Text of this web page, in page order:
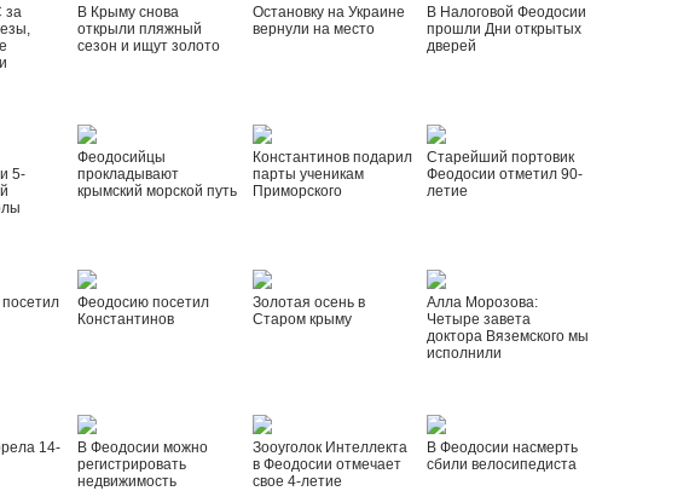
за
В Крыму снова
открыли пляжный
сезон и ищут золото
Остановку на Украине
вернули на место
В Налоговой Феодосии
прошли Дни открытых
дверей
5-
Феодосийцы
прокладывают
крымский морской путь
Константинов подарил
парты ученикам
Приморского
Старейший портовик
Феодосии отметил 90-
летие
Феодосию посетил
Константинов
Золотая осень в
Старом крыму
Алла Морозова:
Четыре завета
доктора Вяземского мы
исполнили
14-
В Феодосии можно
регистрировать
недвижимость
Зооуголок Интеллекта
в Феодосии отмечает
свое 4-летие
В Феодосии насмерть
сбили велосипедиста